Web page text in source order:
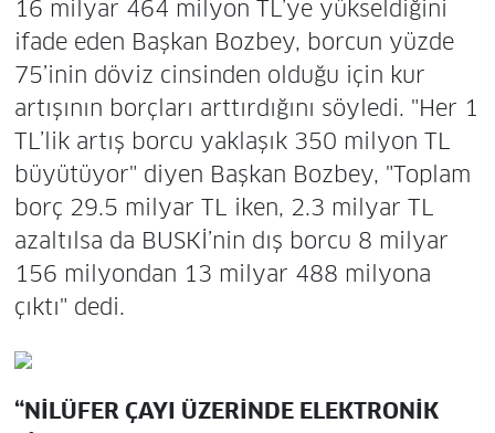
16 milyar 464 milyon TL’ye yükseldiğini
ifade eden Başkan Bozbey, borcun yüzde
75’inin döviz cinsinden olduğu için kur
artışının borçları arttırdığını söyledi. "Her 1
TL’lik artış borcu yaklaşık 350 milyon TL
büyütüyor" diyen Başkan Bozbey, "Toplam
borç 29.5 milyar TL iken, 2.3 milyar TL
azaltılsa da BUSKİ’nin dış borcu 8 milyar
156 milyondan 13 milyar 488 milyona
çıktı" dedi.
“NİLÜFER ÇAYI ÜZERİNDE ELEKTRONİK